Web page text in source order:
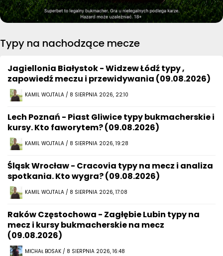
Typy na nachodzące mecze
Jagiellonia Białystok - Widzew Łódź typy ,
zapowiedź meczu i przewidywania (09.08.2026)
KAMIL WOJTALA / 8 SIERPNIA 2026, 22:10
Lech Poznań - Piast Gliwice typy bukmacherskie i
kursy. Kto faworytem? (09.08.2026)
KAMIL WOJTALA / 8 SIERPNIA 2026, 19:28
Śląsk Wrocław - Cracovia typy na mecz i analiza
spotkania. Kto wygra? (09.08.2026)
KAMIL WOJTALA / 8 SIERPNIA 2026, 17:08
Raków Częstochowa - Zagłębie Lubin typy na
mecz i kursy bukmacherskie na mecz
(09.08.2026)
MICHAŁ BOSAK / 8 SIERPNIA 2026, 16:48